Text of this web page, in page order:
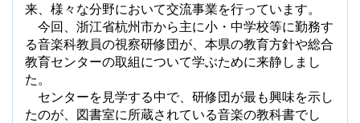
来、様々な分野において交流事業を行っています。
今回、浙江省杭州市から主に小・中学校等に勤務す
る音楽科教員の視察研修団が、本県の教育方針や総合
教育センターの取組について学ぶために来静しまし
た。
センターを見学する中で、研修団が最も興味を示し
たのが、図書室に所蔵されている音楽の教科書でし